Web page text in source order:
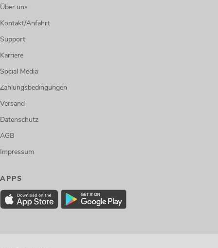
Über uns
Kontakt/Anfahrt
Support
Karriere
Social Media
Zahlungsbedingungen
Versand
Datenschutz
AGB
Impressum
APPS